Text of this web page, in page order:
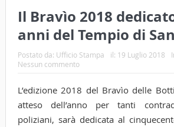
Il Bravìo 2018
anni del Tempio di
Postato da: Ufficio Stampa il: 19 Luglio 2018
Nessun commento
L’edizione 2018 del Bravìo delle
atteso dell’anno per tanti
poliziani, sarà dedicata al